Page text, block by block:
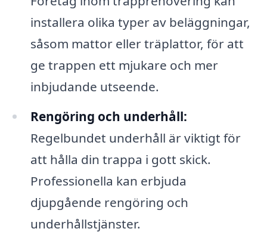
installera olika typer av beläggningar,
såsom mattor eller träplattor, för att
ge trappen ett mjukare och mer
inbjudande utseende.
Rengöring och underhåll:
Regelbundet underhåll är viktigt för
att hålla din trappa i gott skick.
Professionella kan erbjuda
djupgående rengöring och
underhållstjänster.